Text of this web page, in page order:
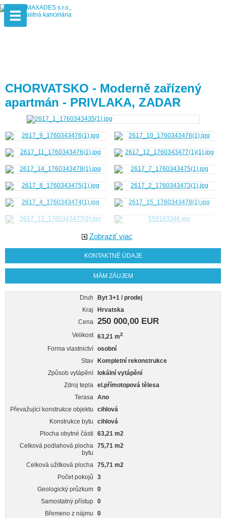
CHORVATSKO - Moderně zařízený
apartmán - PRIVLAKA, ZADAR
Zobraziť viac
KONTAKTNÉ ÚDAJE
MÁM ZÁUJEM
Druh
Byt 3+1 / prodej
Kraj
Hrvatska
Cena 250 000,00 EUR
Velikost 63,21 m2
Forma vlastnictví osobní
Stav
Kompletní rekonstrukce
Způsob vytápění
lokální vytápění
Zdroj tepla el.přímotopová tělesa
Terasa Ano
Převažující konstrukce objektu
cihlová
Konstrukce bytu
cihlová
Plocha obytné části
63,21 m2
Celková podlahová plocha
bytu
75,71 m2
Celková užitková plocha 75,71 m2
Počet pokojů
3
Geologický průzkum 0
Samostatný přístup 0
Břemeno z nájmu
0